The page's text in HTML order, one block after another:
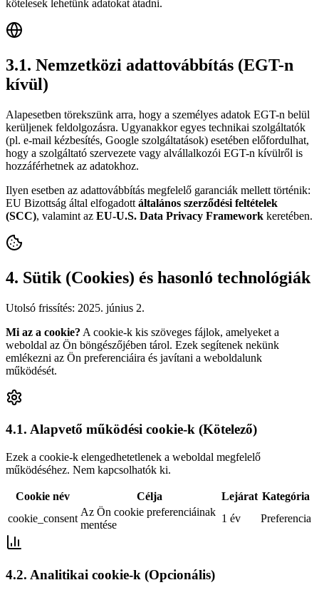
kötelesek lehetünk adatokat átadni.
3.1. Nemzetközi adattovábbítás (EGT-n
kívül)
Alapesetben törekszünk arra, hogy a személyes adatok EGT-n belül
kerüljenek feldolgozásra. Ugyanakkor egyes technikai szolgáltatók
(pl. e-mail kézbesítés, Google szolgáltatások) esetében előfordulhat,
hogy a szolgáltató szervezete vagy alvállalkozói EGT-n kívülről is
hozzáférhetnek az adatokhoz.
Ilyen esetben az adattovábbítás megfelelő garanciák mellett történik:
EU Bizottság által elfogadott általános szerződési feltételek
(SCC), valamint az EU-U.S. Data Privacy Framework keretében.
4. Sütik (Cookies) és hasonló technológiák
Utolsó frissítés: 2025. június 2.
Mi az a cookie? A cookie-k kis szöveges fájlok, amelyeket a
weboldal az Ön böngészőjében tárol. Ezek segítenek nekünk
emlékezni az Ön preferenciáira és javítani a weboldalunk
működését.
4.1. Alapvető működési cookie-k (Kötelező)
Ezek a cookie-k elengedhetetlenek a weboldal megfelelő
működéséhez. Nem kapcsolhatók ki.
Cookie név Célja Lejárat Kategória
cookie_consent
Az Ön cookie preferenciáinak
mentése
1 év Preferencia
4.2. Analitikai cookie-k (Opcionális)